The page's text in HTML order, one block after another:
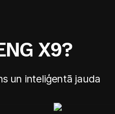
X9?
un inteliģentā jauda